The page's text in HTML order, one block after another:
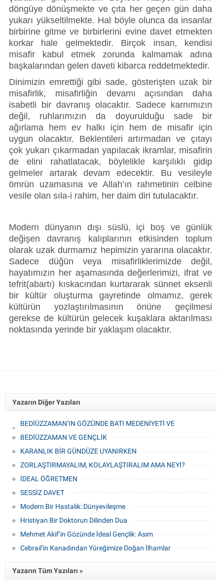
döngüye dönüşmekte ve çıta her geçen gün daha
yukarı yükseltilmekte. Hal böyle olunca da insanlar
birbirine gitme ve birbirlerini evine davet etmekten
korkar hale gelmektedir. Birçok insan, kendisi
misafir kabul etmek zorunda kalmamak adına
başkalarından gelen daveti kibarca reddetmektedir.
Dinimizin emrettiği gibi sade, gösterişten uzak bir
misafirlik, misafirliğin devamı açısından daha
isabetli bir davranış olacaktır. Sadece karnımızın
değil, ruhlarımızın da doyurulduğu sade bir
ağırlama hem ev halkı için hem de misafir için
uygun olacaktır. Beklentileri artırmadan ve çıtayı
çok yukarı çıkarmadan yapılacak ikramlar, misafirin
de elini rahatlatacak, böylelikle karşılıklı gidip
gelmeler artarak devam edecektir. Bu vesileyle
ömrün uzamasına ve Allah’ın rahmetinin celbine
vesile olan sıla-i rahim, her daim diri tutulacaktır.
Modern dünyanın dışı süslü, içi boş ve günlük
değişen davranış kalıplarının etkisinden toplum
olarak uzak durmamız hepimizin yararına olacaktır.
Sadece düğün veya misafirliklerimizde değil,
hayatımızın her aşamasında değerlerimizi, ifrat ve
tefrit(abartı) kıskacından kurtararak sünnet eksenli
bir kültür oluşturma gayretinde olmamız, gerek
kültürün yozlaştırılmasının önüne geçilmesi
gerekse de kültürün gelecek kuşaklara aktarılması
noktasında yerinde bir yaklaşım olacaktır.
Yazarın Diğer Yazıları
BEDİÜZZAMAN’IN GÖZÜNDE BATI MEDENİYETİ VE
FELSEFESİ
BEDİÜZZAMAN VE GENÇLİK
KARANLIK BİR GÜNDÜZE UYANIRKEN
ZORLAŞTIRMAYALIM, KOLAYLAŞTIRALIM AMA NEYİ?
İDEAL ÖĞRETMEN
SESSİZ DAVET
Modern Bir Hastalık: Dünyevileşme
Hristiyan Bir Doktorun Dilinden Dua
Mehmet Akif’in Gözünde İdeal Gençlik: Asım
Cebrail’in Kanadından Yüreğimize Doğan İlhamlar
Yazarın Tüm Yazıları »